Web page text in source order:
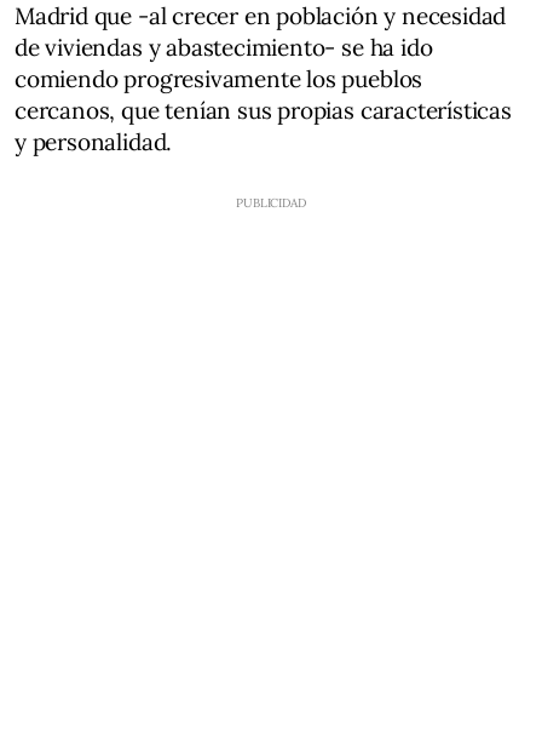
Madrid que -al crecer en población y necesidad
de viviendas y abastecimiento- se ha ido
comiendo progresivamente los pueblos
cercanos, que tenían sus propias características
y personalidad.